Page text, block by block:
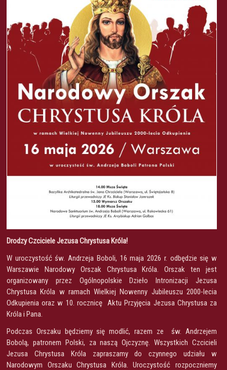
Drodzy Czciciele Jezusa Chrystusa Króla!
W uroczystość św. Andrzeja Boboli, 16 maja 2026 r. odbędzie się w
Warszawie Narodowy Orszak Chrystusa Króla. Orszak ten jest
organizowany przez Ogólnopolskie Dzieło Intronizacji Jezusa
Chrystusa Króla w ramach Wielkiej Nowenny Jubileuszu 2000-lecia
Odkupienia oraz w 10. rocznicę Aktu Przyjęcia Jezusa Chrystusa za
Króla i Pana.
Podczas Orszaku będziemy się modlić, razem ze św. Andrzejem
Bobolą, patronem Polski, za naszą Ojczyznę. Wszystkich Czcicieli
Jezusa Chrystusa Króla zapraszamy do czynnego udziału w
Narodowym Orszaku Chrystusa Króla. Uroczystość rozpoczniemy